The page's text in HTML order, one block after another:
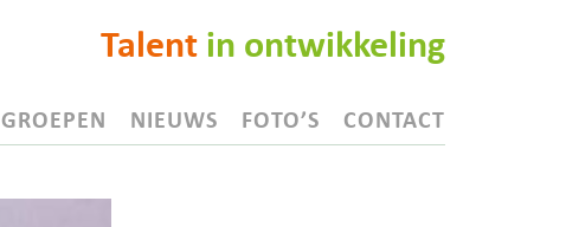
Talentin ontwikkeling
GROEPEN NIEUWS FOTO’S CONTACT